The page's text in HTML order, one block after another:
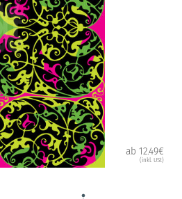
ab 12.49€
(inkl. USt)